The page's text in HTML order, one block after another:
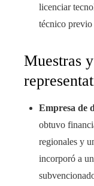
licenciar
técnico previo
Muestras
Empresa de
obtuvo
regionales y
incorporó a